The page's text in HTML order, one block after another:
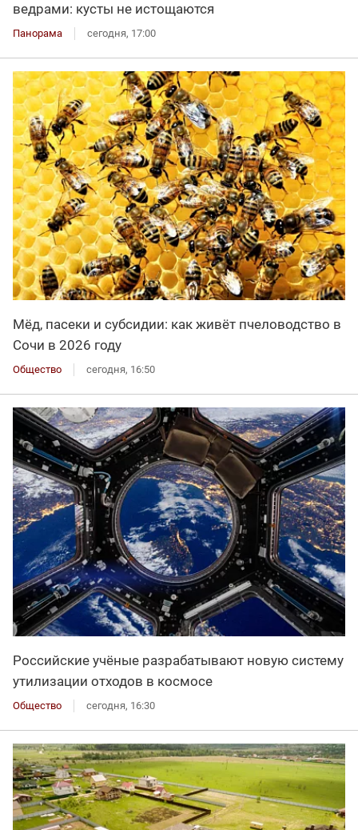
ведрами: кусты не истощаются
Панорама сегодня, 17:00
Мёд, пасеки и субсидии: как живёт пчеловодство в
Сочи в 2026 году
Общество сегодня, 16:50
Российские учёные разрабатывают новую систему
утилизации отходов в космосе
Общество сегодня, 16:30